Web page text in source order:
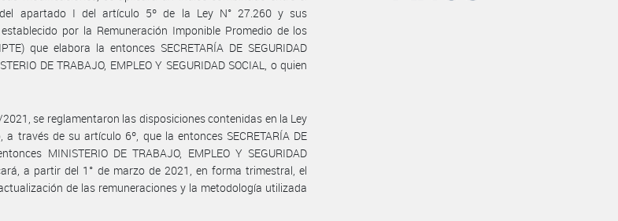
apartado I del artículo 5º de la Ley N° 27.260 y sus
por la Remuneración Imponible Promedio de los
que elabora la entonces SECRETARÍA DE SEGURIDAD
DE TRABAJO, EMPLEO Y SEGURIDAD SOCIAL, o quien
2021, se reglamentaron las disposiciones contenidas en la Ley
a través de su artículo 6º, que la entonces SECRETARÍA DE
MINISTERIO DE TRABAJO, EMPLEO Y SEGURIDAD
a partir del 1° de marzo de 2021, en forma trimestral, el
de las remuneraciones y la metodología utilizada